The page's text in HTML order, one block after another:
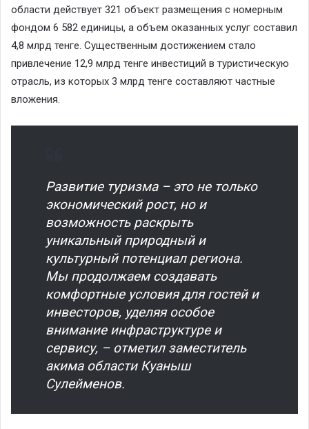
области действует 321 объект размещения с номерным
фондом 6 582 единицы, а объем оказанных услуг составил
4,8 млрд тенге. Существенным достижением стало
привлечение 12,9 млрд тенге инвестиций в туристическую
отрасль, из которых 3 млрд тенге составляют частные
вложения.
Развитие туризма – это не только
экономический рост, но и
возможность раскрыть
уникальный природный и
культурный потенциал региона.
Мы продолжаем создавать
комфортные условия для гостей и
инвесторов, уделяя особое
внимание инфраструктуре и
сервису, – отметил заместитель
акима области Куаныш
Сулейменов.